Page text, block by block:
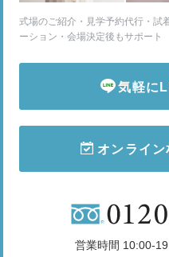
式場のご紹介・見学予約代行・試
ーション・会場決定後もサポート
気軽に
オンライ
営業時間 10:00-